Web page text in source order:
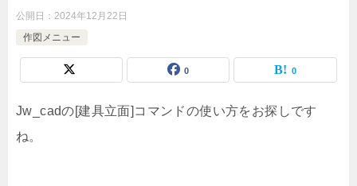
公開日： 2024年12月22日
作図メニュー
0 0
Jw_cadの[建具立面]コマンドの使い方をお探しです
ね。